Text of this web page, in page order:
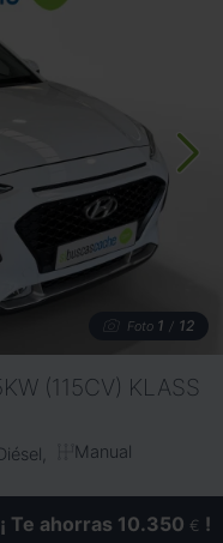
Foto 1 / 12
(115CV) KLASS
Manual
¡ Te ahorras 10.350 € !